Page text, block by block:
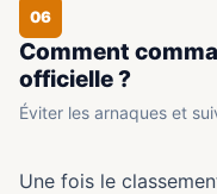
06
Comment
officielle ?
Éviter les arnaques et
Une fois le